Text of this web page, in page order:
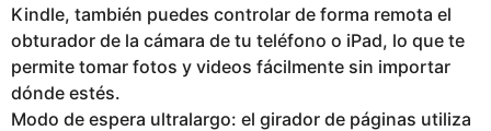
Kindle, también puedes controlar de forma remota el
obturador de la cámara de tu teléfono o iPad, lo que te
permite tomar fotos y videos fácilmente sin importar
dónde estés.
Modo de espera ultralargo: el girador de páginas utiliza